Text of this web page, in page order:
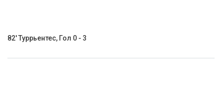
82' Туррьентес, Гол 0 - 3